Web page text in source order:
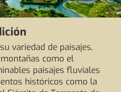
variedad de paisajes,
como el
paisajes fluviales
históricos como la